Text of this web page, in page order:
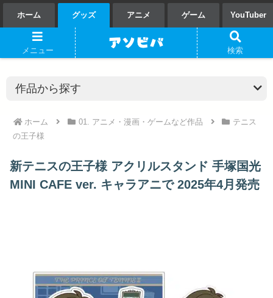
ホーム グッズ アニメ ゲーム YouTuber
ホーム 01. アニメ・漫画・ゲームなど作品
テニス
の王子様
新テニスの王子様 アクリルスタンド 手塚国光
MINI CAFE ver. キャラアニで 2025年4月発売
メニュー 検索